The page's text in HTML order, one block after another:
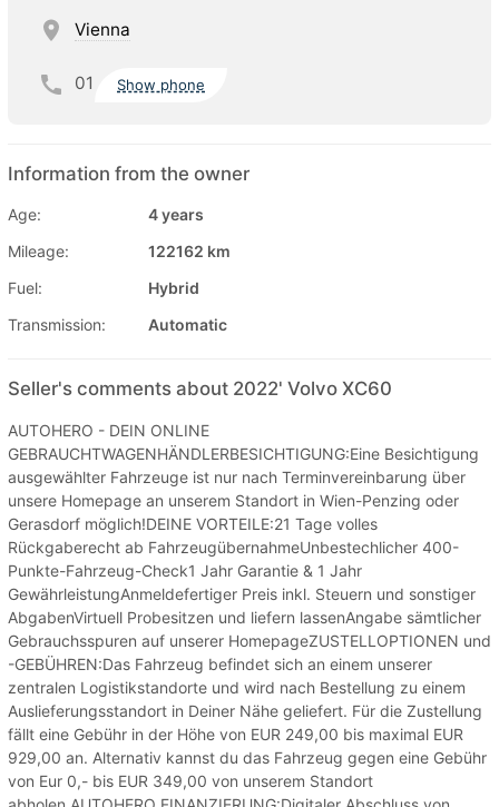
Vienna
01 Show phone
Information from the owner
Age:
4 years
Mileage:
122162 km
Fuel:
Hybrid
Transmission:
Automatic
Seller's comments about 2022' Volvo XC60
AUTOHERO - DEIN ONLINE
GEBRAUCHTWAGENHÄNDLERBESICHTIGUNG:Eine Besichtigung
ausgewählter Fahrzeuge ist nur nach Terminvereinbarung über
unsere Homepage an unserem Standort in Wien-Penzing oder
Gerasdorf möglich!DEINE VORTEILE:21 Tage volles
Rückgaberecht ab FahrzeugübernahmeUnbestechlicher 400-
Punkte-Fahrzeug-Check1 Jahr Garantie & 1 Jahr
GewährleistungAnmeldefertiger Preis inkl. Steuern und sonstiger
AbgabenVirtuell Probesitzen und liefern lassenAngabe sämtlicher
Gebrauchsspuren auf unserer HomepageZUSTELLOPTIONEN und
-GEBÜHREN:Das Fahrzeug befindet sich an einem unserer
zentralen Logistikstandorte und wird nach Bestellung zu einem
Auslieferungsstandort in Deiner Nähe geliefert. Für die Zustellung
fällt eine Gebühr in der Höhe von EUR 249,00 bis maximal EUR
929,00 an. Alternativ kannst du das Fahrzeug gegen eine Gebühr
von Eur 0,- bis EUR 349,00 von unserem Standort